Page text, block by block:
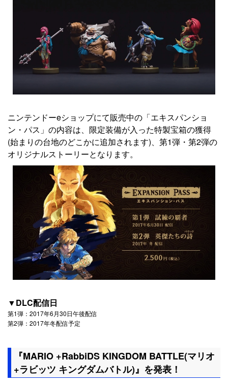
ニンテンドーeショップにて販売中の「エキスパンショ
ン・パス」の内容は、限定装備が入った特製宝箱の獲得
(始まりの台地のどこかに追加されます)、第1弾・第2弾の
オリジナルストーリーとなります。
▼DLC配信日
第1弾：2017年6月30日午後配信
第2弾：2017年冬配信予定
『MARIO +RabbiDS KINGDOM BATTLE(マリオ
+ラビッツ キングダムバトル)』を発表！